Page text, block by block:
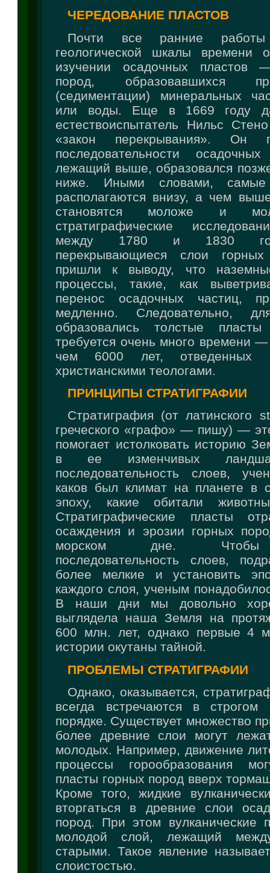
ЧЕРЕДОВАНИЕ ПЛАСТОВ
Почти все ранние
геологической шкалы времени
изучении осадочных пластов
пород, образовавшихся
(седиментации) минеральных
или воды. Еще в 1669 году
естествоиспытатель Нильс
«закон перекрывания». Он
последовательности
лежащий выше, образовался
ниже. Иными словами,
располагаются внизу, а чем
становятся моложе и
стратиграфические
между 1780 и 1830
перекрывающиеся слои
пришли к выводу, что
процессы, такие, как
перенос осадочных частиц,
медленно. Следовательно,
образовались толстые
требуется очень много времени
чем 6000 лет, отведенных
христианскими теологами.
ПРИНЦИПЫ СТРАТИГРАФИИ
Стратиграфия (от
греческого «графо» — пишу) —
помогает истолковать историю
в ее изменчивых
последовательность слоев,
каков был климат на планете в
эпоху, какие обитали
Стратиграфические пласты
осаждения и эрозии горных
морском дне. Чтобы
последовательность слоев,
более мелкие и установить
каждого слоя, ученым
В наши дни мы довольно
выглядела наша Земля на
600 млн. лет, однако первые 4
истории окутаны тайной.
ПРОБЛЕМЫ СТРАТИГРАФИИ
Однако, оказывается,
всегда встречаются в строгом
порядке. Существует множество
более древние слои могут
молодых. Например, движение
процессы горообразования
пласты горных пород вверх
Кроме того, жидкие
вторгаться в древние слои
пород. При этом вулканические
молодой слой, лежащий
старыми. Такое явление
слоистостью.